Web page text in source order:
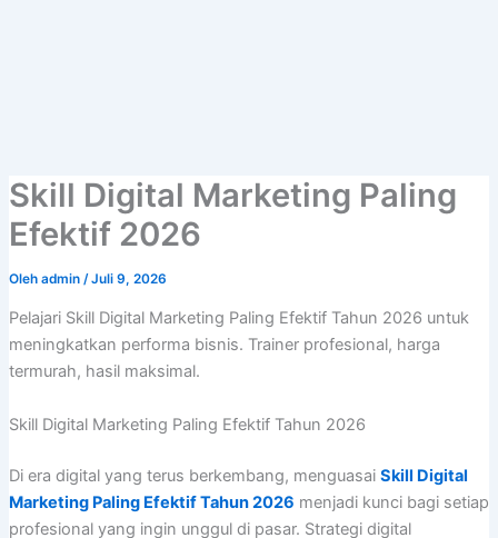
Skill Digital Marketing Paling
Efektif 2026
Oleh admin /Juli 9, 2026
Pelajari Skill Digital Marketing Paling Efektif Tahun 2026 untuk
meningkatkan performa bisnis. Trainer profesional, harga
termurah, hasil maksimal.
Skill Digital Marketing Paling Efektif Tahun 2026
Di era digital yang terus berkembang, menguasai Skill Digital
Marketing Paling Efektif Tahun 2026 menjadi kunci bagi setiap
profesional yang ingin unggul di pasar. Strategi digital